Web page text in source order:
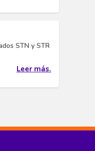
STN y STR
Leer más.